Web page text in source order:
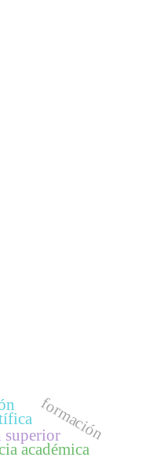
académica
superiorformación